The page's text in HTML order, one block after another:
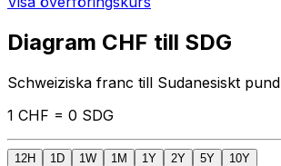
Diagram CHF till SDG
Schweiziska franc till Sudanesiskt pund
1 CHF = 0 SDG
12H 1D 1W 1M 1Y 2Y 5Y 10Y